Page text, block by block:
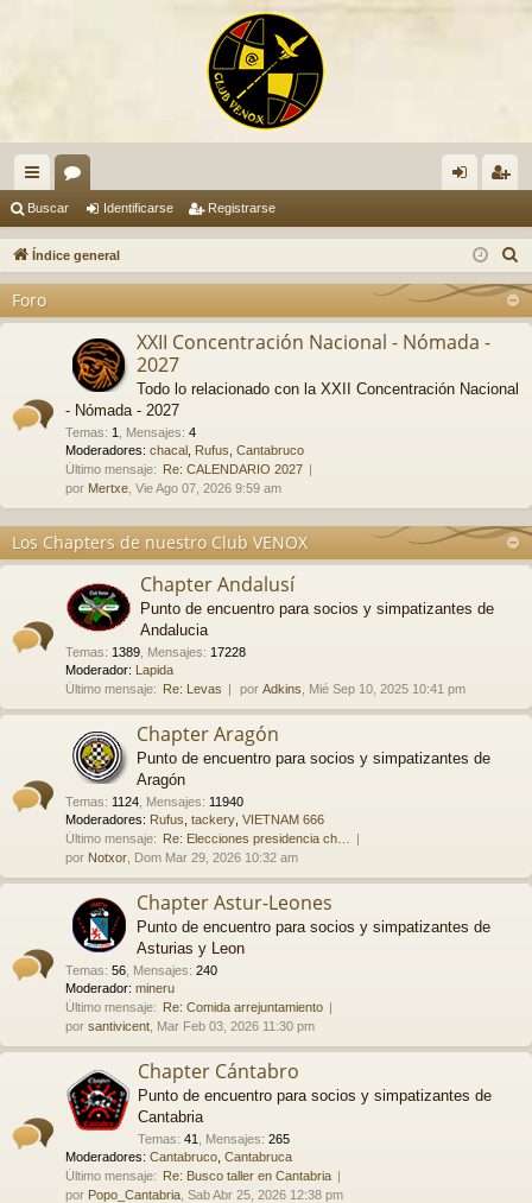
nl
ac
rá
or
os nti
ar
se
ist
rs
Buscar Identificarse Registrarse
Índice general
Foro
XXII Concentración Nacional - Nómada -
2027
Todo lo relacionado con la XXII Concentración Nacional
- Nómada - 2027
Temas: 1 Mensajes: 4
Moderadores: chacal Rufus Cantabruco
Último mensaje: Re: CALENDARIO 2027
por Mertxe , Vie Ago 07, 2026 9:59 am
Los Chapters de nuestro Club VENOX
Chapter Andalusí
Punto de encuentro para socios y simpatizantes de
Andalucia
Temas: 1389 Mensajes: 17228
Moderador: Lapida
Último mensaje: Re: Levas por Adkins , Mié Sep 10, 2025 10:41 pm
Chapter Aragón
Punto de encuentro para socios y simpatizantes de
Aragón
Temas: 1124 Mensajes: 11940
Moderadores: Rufus tackery VIETNAM 666
Último mensaje: Re: Elecciones presidencia ch…
por Notxor , Dom Mar 29, 2026 10:32 am
Chapter Astur-Leones
Punto de encuentro para socios y simpatizantes de
Asturias y Leon
Temas: 56 Mensajes: 240
Moderador: mineru
Último mensaje: Re: Comida arrejuntamiento
por santivicent , Mar Feb 03, 2026 11:30 pm
Chapter Cántabro
Punto de encuentro para socios y simpatizantes de
Cantabria
Temas: 41 Mensajes: 265
Moderadores: Cantabruco Cantabruca
Último mensaje: Re: Busco taller en Cantabria
por Popo_Cantabria , Sab Abr 25, 2026 12:38 pm